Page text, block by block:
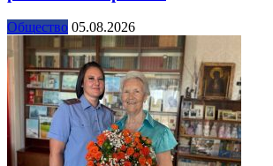
Общество 05.08.2026